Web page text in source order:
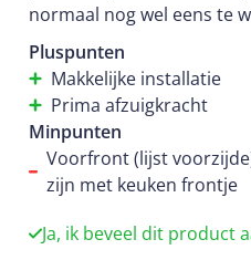
normaal nog wel eens te
En via de fabrikant nog
gehad na registratie.
Pluspunten
Makkelijke installatie
Prima afzuigkracht
Minpunten
Voorfront (lijst
zijn met keuken frontje
Ja, ik beveel dit product